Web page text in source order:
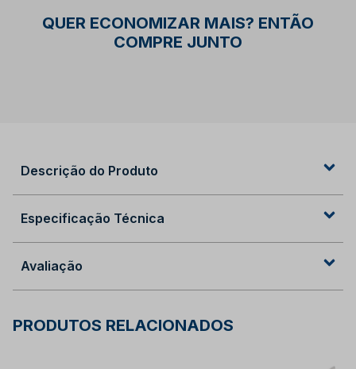
QUER ECONOMIZAR MAIS? ENTÃO
COMPRE JUNTO
Descrição do Produto
Especificação Técnica
Avaliação
PRODUTOS RELACIONADOS